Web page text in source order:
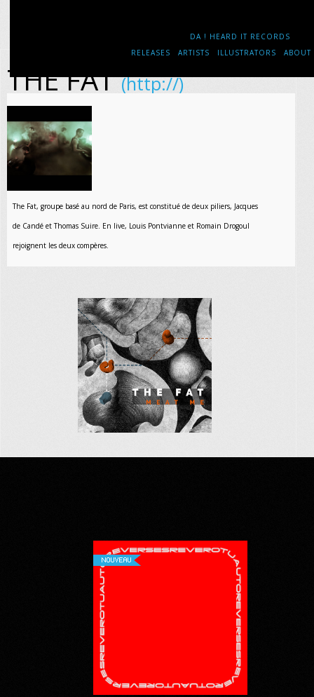
DA ! HEARD IT RECORDS
RELEASES
ARTISTS ILLUSTRATORS ABOUT
THE FAT(http://)
The Fat, groupe basé au nord de Paris, est constitué de deux piliers, Jacques
de Candé et Thomas Suire. En live, Louis Pontvianne et Romain Drogoul
rejoignent les deux compères.
NOUVEAU